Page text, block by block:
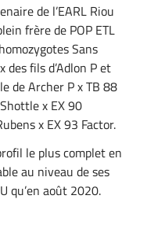
de l’EARL Riou
frère de POP ETL
Sans
des fils d’Adlon P et
de Archer P x TB 88
x EX 90
x EX 93 Factor.
le plus complet en
au niveau de ses
qu’en août 2020.